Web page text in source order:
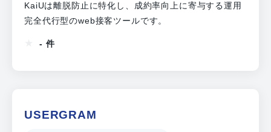
KaiUは離脱防止に特化し、成約率向上に寄与する運用
完全代行型のweb接客ツールです。
- 件
USERGRAM